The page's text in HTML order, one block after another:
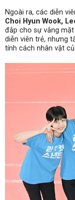
Ngoài ra, các diễn
Choi Hyun Wook,
đắp cho sự vắng
diễn viên trẻ, nhưng
tính cách nhân vật